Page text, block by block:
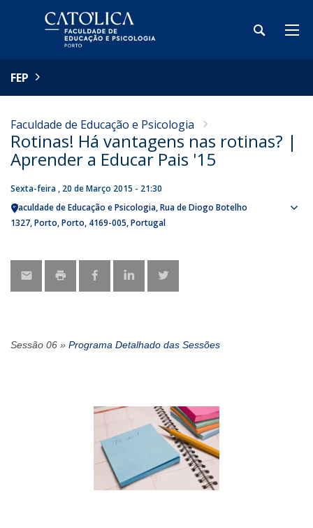
FEP
Faculdade de Educação e Psicologia
Rotinas! Há vantagens nas rotinas? |
Aprender a Educar Pais '15
Sexta-feira , 20 de Março 2015 - 21:30
Faculdade de Educação e Psicologia Rua de Diogo Botelho
1327 Porto Porto 4169-005 Portugal
Sessão 06 » Programa Detalhado das Sessões